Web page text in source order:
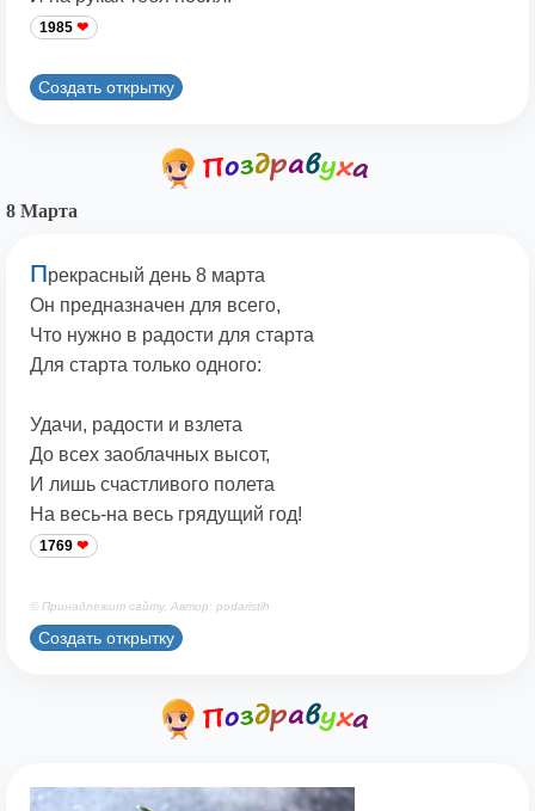
1985
Создать открытку
8 Марта
Прекрасный день 8 марта
Он предназначен для всего,
Что нужно в радости для старта
Для старта только одного:
Удачи, радости и взлета
До всех заоблачных высот,
И лишь счастливого полета
На весь-на весь грядущий год!
1769
© Принадлежит сайту. Автор: podaristih
Создать открытку